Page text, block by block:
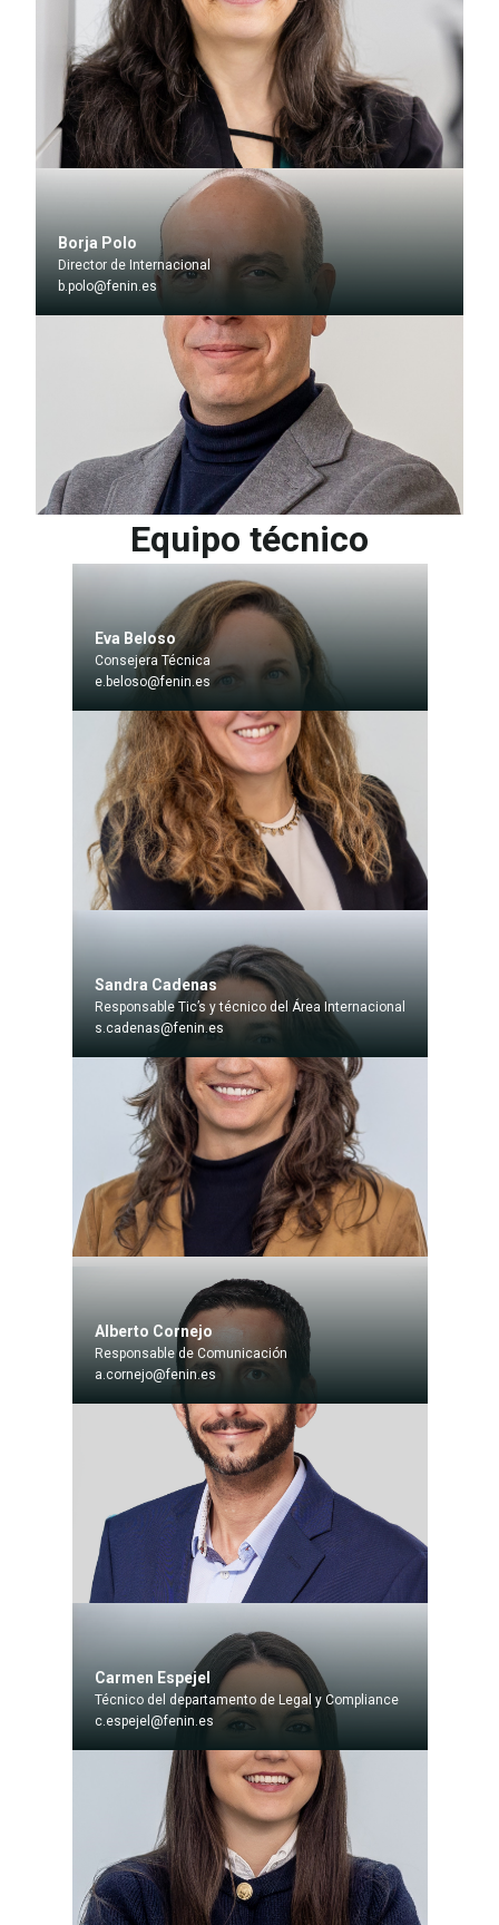
Borja Polo
Director de Internacional
b.polo@fenin.es
Equipo técnico
Eva Beloso
Consejera Técnica
e.beloso@fenin.es
Sandra Cadenas
Responsable Tic’s y técnico del Área Internacional
s.cadenas@fenin.es
Alberto Cornejo
Responsable de Comunicación
a.cornejo@fenin.es
Carmen Espejel
Técnico del departamento de Legal y Compliance
c.espejel@fenin.es